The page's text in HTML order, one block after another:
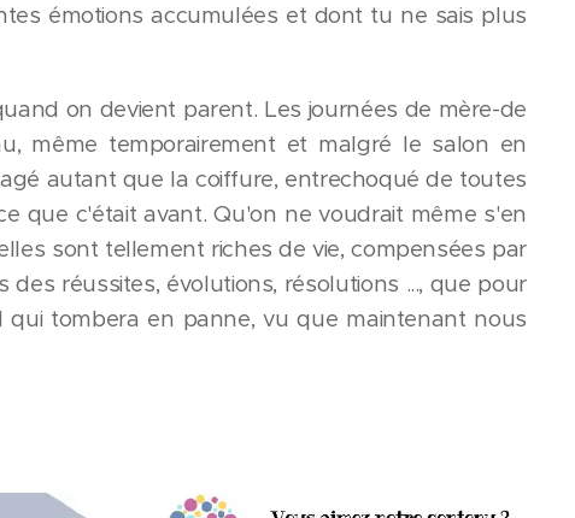
émotions accumulées et dont tu ne sais plus
on devient parent. Les journées de mère-de
même temporairement et malgré le salon en
autant que la coiffure, entrechoqué de toutes
que c'était avant. Qu'on ne voudrait même s'en
sont tellement riches de vie, compensées par
réussites, évolutions, résolutions ..., que pour
tombera en panne, vu que maintenant nous